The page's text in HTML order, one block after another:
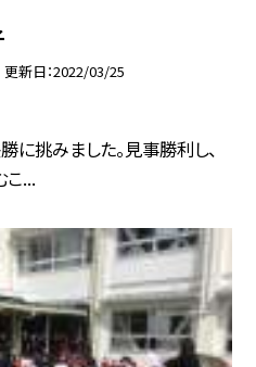
更新日 2022/03/25
挑みました。見事勝利し、
こ...